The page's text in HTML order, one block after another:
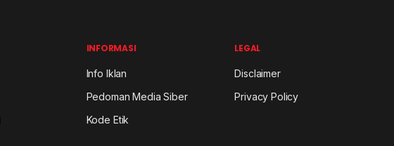
INFORMASI
Info Iklan
Pedoman Media Siber
Kode Etik
LEGAL
Disclaimer
Privacy Policy